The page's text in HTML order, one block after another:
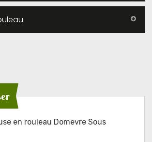
en rouleau Domevre Sous